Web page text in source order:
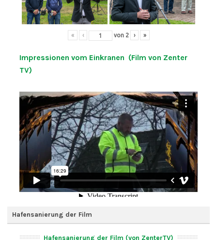
« ‹ von 2 › »
Impressionen vom Einkranen (Film von Zenter
TV)
Hafensanierung der Film
Hafensanierung der Film (von ZenterTV)